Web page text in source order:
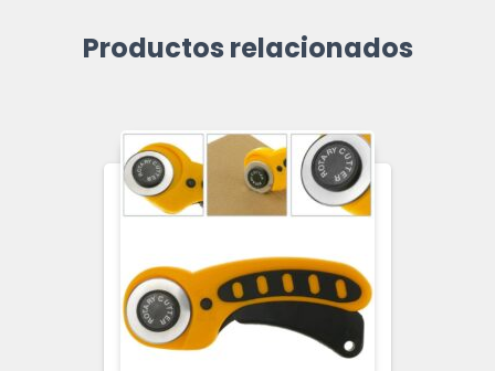
Productos relacionados